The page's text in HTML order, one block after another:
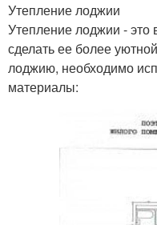
Утепление лоджии
Утепление лоджии -
сделать ее более
лоджию, необходимо
материалы: